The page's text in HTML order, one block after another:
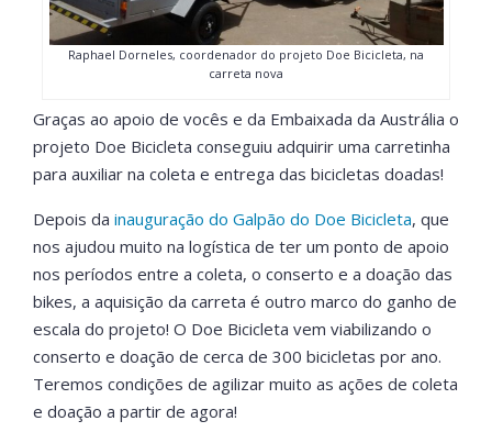
Raphael Dorneles, coordenador do projeto Doe Bicicleta, na
carreta nova
Graças ao apoio de vocês e da Embaixada da Austrália o
projeto Doe Bicicleta conseguiu adquirir uma carretinha
para auxiliar na coleta e entrega das bicicletas doadas!
Depois da inauguração do Galpão do Doe Bicicleta, que
nos ajudou muito na logística de ter um ponto de apoio
nos períodos entre a coleta, o conserto e a doação das
bikes, a aquisição da carreta é outro marco do ganho de
escala do projeto! O Doe Bicicleta vem viabilizando o
conserto e doação de cerca de 300 bicicletas por ano.
Teremos condições de agilizar muito as ações de coleta
e doação a partir de agora!